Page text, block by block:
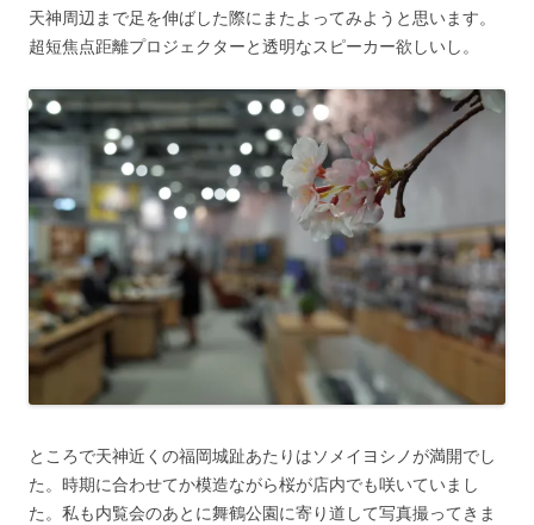
天神周辺まで足を伸ばした際にまたよってみようと思います。
超短焦点距離プロジェクターと透明なスピーカー欲しいし。
ところで天神近くの福岡城趾あたりはソメイヨシノが満開でし
た。時期に合わせてか模造ながら桜が店内でも咲いていまし
た。私も内覧会のあとに舞鶴公園に寄り道して写真撮ってきま